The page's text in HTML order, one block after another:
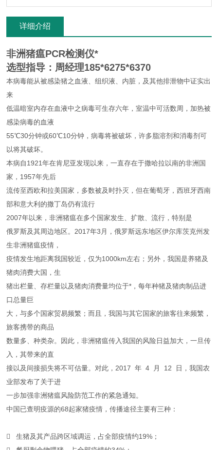
详细介绍
非洲猪瘟PCR检测仪*
选型指导：周经理185*6275*6370
本病毒能从被感染猪之血液、组织液、内脏，及其他排泄物中证实出
来
低温暗室内存在血液中之病毒可生存六年，室温中可活数周，加热被
感染病毒的血液
55℃30分钟或60℃10分钟，病毒将被破坏，许多脂溶剂和消毒剂可
以将其破坏。
本病自1921年在肯尼亚发现以来，一直存在于撒哈拉以南的非洲国
家，1957年先后
流传至西欧和拉美国家，多数被及时扑灭，但在葡萄牙，西班牙西南
部和意大利的撒丁岛仍有流行
2007年以来，非洲猪瘟在多个国家发生、扩散、流行，特别是
俄罗斯及其周边地区。2017年3月，俄罗斯远东地区伊尔库茨克州发
生非洲猪瘟疫情，
疫情发生地距离我国较近，仅为1000km左右；另外，我国是养猪及
猪肉消费大国，生
猪出栏量、存栏量以及猪肉消费量均位于*，每年种猪及猪肉制品进
口总量巨
大，与多个国家贸易频繁；而且，我国与其它国家的旅客往来频繁，
旅客携带的商品
数量多、种类杂。因此，非洲猪瘟传入我国的风险日益加大，一旦传
入，其带来的直
接以及间接损失将不可估量。对此，2017 年 4 月 12 日，我国农
业部发布了关于进
一步加强非洲猪瘟风险防范工作的紧急通知。
中国已查明疫源的68起家猪疫情，传播途径主要有三种：
 生猪及其产品跨区域调运，占全部疫情约19%；